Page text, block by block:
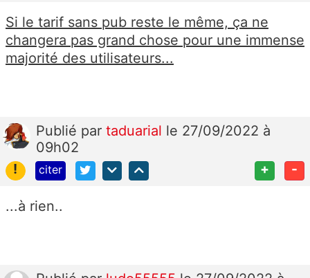
Si le tarif sans pub reste le même, ça ne
changera pas grand chose pour une immense
majorité des utilisateurs...
Publié par taduarial le 27/09/2022 à
09h02
!
citer + -
...à rien..